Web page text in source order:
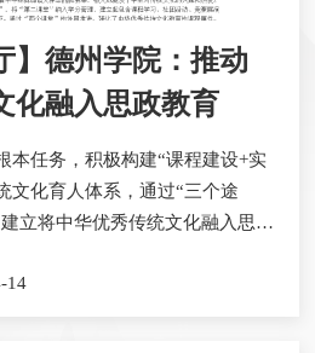
】德州学院：推动
化融入思政教育
本任务，积极构建“课程建设+实
文化育人体系，通过“三个途
立将中华优秀传统文化融入思政
课堂”协同，厚植传统文化育人
14